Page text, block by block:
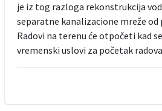
je iz tog razloga rekonstrukcija
separatne kanalizacione mreže od
Radovi na terenu će otpočeti kad
vremenski uslovi za početak